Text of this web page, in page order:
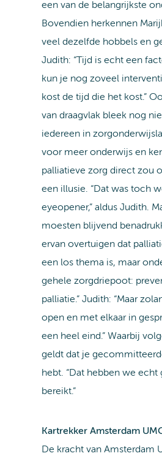
een van de belangrijkste
Bovendien herkennen
veel dezelfde hobbels en
Judith: “Tijd is echt een
kun je nog zoveel
kost de tijd die het kost.”
van draagvlak bleek nog
iedereen in
voor meer onderwijs en
palliatieve zorg direct zou
een illusie. “Dat was toch
eyeopener,” aldus Judith.
moesten blijvend
ervan overtuigen dat
een los thema is, maar
gehele zorgdriepoot:
palliatie.” Judith: “Maar
open en met elkaar in
een heel eind.” Waarbij
geldt dat je
hebt. “Dat hebben we echt
bereikt.”
Kartrekker Amsterdam
De kracht van Amsterdam